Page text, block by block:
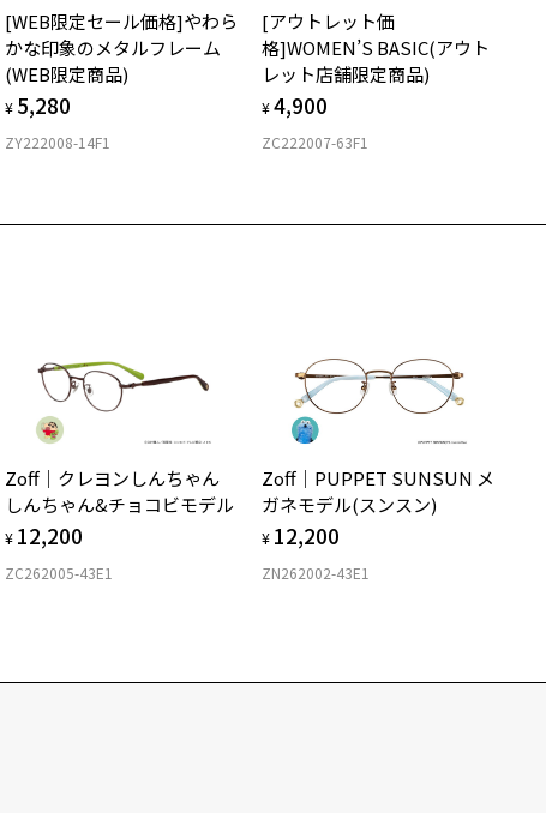
フロント素材：アセテート
[WEB限定セール価格]やわら
かな印象のメタルフレーム
(WEB限定商品)
¥ 5,280
ZY222008-14F1
[アウトレット価
格]WOMEN’S BASIC(アウト
レット店舗限定商品)
¥4,900
ZC222007-63F1
Zoff｜クレヨンしんちゃん
しんちゃん&チョコビモデル
¥ 12,200
ZC262005-43E1
Zoff｜PUPPET SUNSUN メ
ガネモデル(スンスン)
¥ 12,200
ZN262002-43E1